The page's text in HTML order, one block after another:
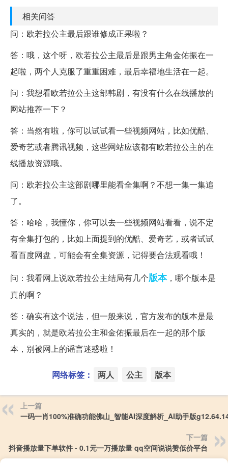
相关问答
问：欧若拉公主最后跟谁修成正果啦？
答：哦，这个呀，欧若拉公主最后是跟男主角金佑振在一
起啦，两个人克服了重重困难，最后幸福地生活在一起。
问：我想看欧若拉公主这部韩剧，有没有什么在线播放的
网站推荐一下？
答：当然有啦，你可以试试看一些视频网站，比如优酷、
爱奇艺或者腾讯视频，这些网站应该都有欧若拉公主的在
线播放资源哦。
问：欧若拉公主这部剧哪里能看全集啊？不想一集一集追
了。
答：哈哈，我懂你，你可以去一些视频网站看看，说不定
有全集打包的，比如上面提到的优酷、爱奇艺，或者试试
看百度网盘，可能会有全集资源，记得要合法观看哦！
问：我看网上说欧若拉公主结局有几个版本，哪个版本是
真的啊？
答：确实有这个说法，但一般来说，官方发布的版本是最
真实的，就是欧若拉公主和金佑振最后在一起的那个版
本，别被网上的谣言迷惑啦！
网络标签： 两人 公主 版本
上一篇
一码一肖100%准确功能佛山_智能AI深度解析_AI助手版
下一篇
抖音播放量下单软件 - 0.1元一万播放量 qq空间说说赞低价平台